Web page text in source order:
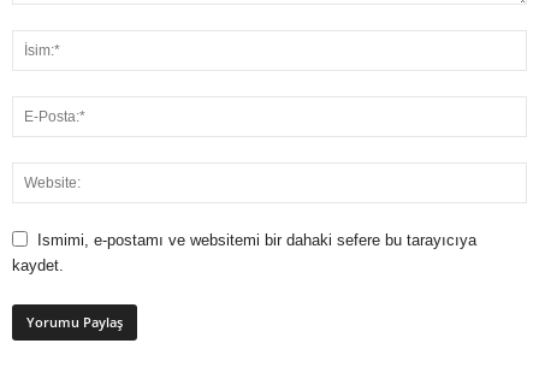
Ismimi, e-postamı ve websitemi bir dahaki sefere bu tarayıcıya
kaydet.